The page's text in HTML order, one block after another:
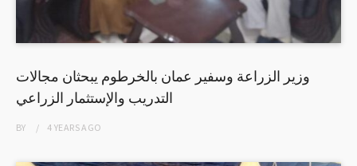
وزير الزراعة وسفير عمان بالخرطوم يبحثان مجالات
التدريب والإستثمار الزراعي
BY 4 YEARSAGO